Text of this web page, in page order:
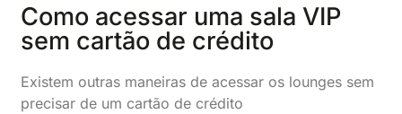
Como acessar uma sala VIP
sem cartão de crédito
Existem outras maneiras de acessar os lounges sem
precisar de um cartão de crédito